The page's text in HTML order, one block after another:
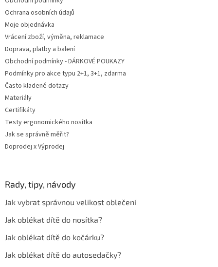
Ochrana osobních údajů
Moje objednávka
Vrácení zboží, výměna, reklamace
Doprava, platby a balení
Obchodní podmínky - DÁRKOVÉ POUKAZY
Podmínky pro akce typu 2+1, 3+1, zdarma
Často kladené dotazy
Materiály
Certifikáty
Testy ergonomického nosítka
Jak se správně měřit?
Doprodej x Výprodej
Rady, tipy, návody
Jak vybrat správnou velikost oblečení
Jak oblékat dítě do nosítka?
Jak oblékat dítě do kočárku?
Jak oblékat dítě do autosedačky?